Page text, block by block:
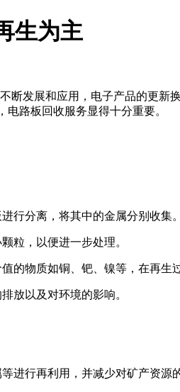
生为主
断发展和应用，电子产品的更
路板回收服务显得十分重要。
行分离，将其中的金属分别收集。
粒，以便进一步处理。
的物质如铜、钯、镍等，在再生
放以及对环境的影响。
进行再利用，并减少对矿产资源